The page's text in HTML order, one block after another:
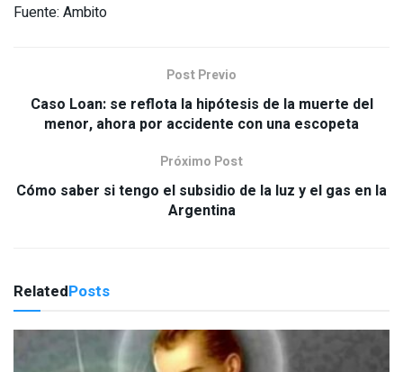
Fuente: Ambito
Post Previo
Caso Loan: se reflota la hipótesis de la muerte del
menor, ahora por accidente con una escopeta
Próximo Post
Cómo saber si tengo el subsidio de la luz y el gas en la
Argentina
RelatedPosts